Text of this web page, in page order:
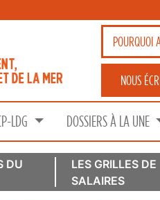
POURQUOI
NOUS
LDG DOSSIERS À LA UNE
DU
LES GRILLES DE
SALAIRES